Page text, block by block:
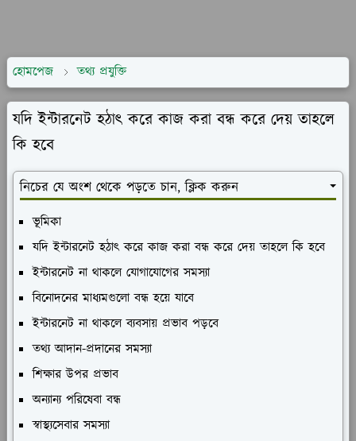
হোমপেজ তথ্য প্রযুক্তি
যদি ইন্টারনেট হঠাৎ করে কাজ করা বন্ধ করে দেয় তাহলে
কি হবে
নিচের যে অংশ থেকে পড়তে চান, ক্লিক করুন
ভূমিকা
যদি ইন্টারনেট হঠাৎ করে কাজ করা বন্ধ করে দেয় তাহলে কি হবে
ইন্টারনেট না থাকলে যোগাযোগের সমস্যা
বিনোদনের মাধ্যমগুলো বন্ধ হয়ে যাবে
ইন্টারনেট না থাকলে ব্যবসায় প্রভাব পড়বে
তথ্য আদান-প্রদানের সমস্যা
শিক্ষার উপর প্রভাব
অন্যান্য পরিষেবা বন্ধ
স্বাস্থ্যসেবার সমস্যা